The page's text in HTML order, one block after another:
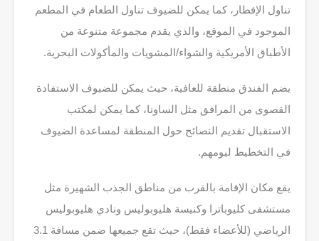
تناول الإفطار، كما يمكن للضيوف تناول الطعام في المطعم
الموجود في الموقع، والذي يقدم مجموعة متنوعة من
الأطباق الأمريكية والشواء/المشويات والمأكولات البحرية.
يضم الفندق منطقة للعافية، حيث يمكن للضيوف الاستفادة
القصوى من المرافق مثل الساونا، كما يمكن لمكتب
الاستقبال تقديم النصائح حول المنطقة لمساعدة الضيوف
في التخطيط ليومهم.
يقع مكان الإقامة بالقرب من مناطق الجذب الشهيرة مثل
مستشفى كليوباترا وكنيسة هليوبوليس ونادي هليوبوليس
الرياضي (للأعضاء فقط)، حيث تقع جميعها ضمن مسافة 3.1